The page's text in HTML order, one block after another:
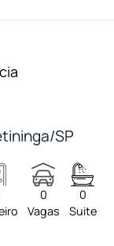
SP
0
Vagas
0
Suite